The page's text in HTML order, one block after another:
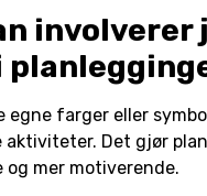
involverer
egne farger eller
aktiviteter. Det gjør
og mer motiverende.